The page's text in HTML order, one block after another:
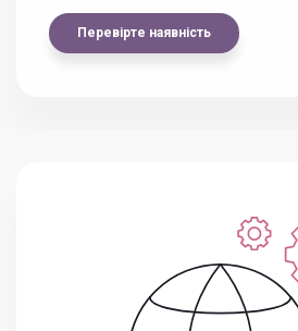
Перевірте наявність